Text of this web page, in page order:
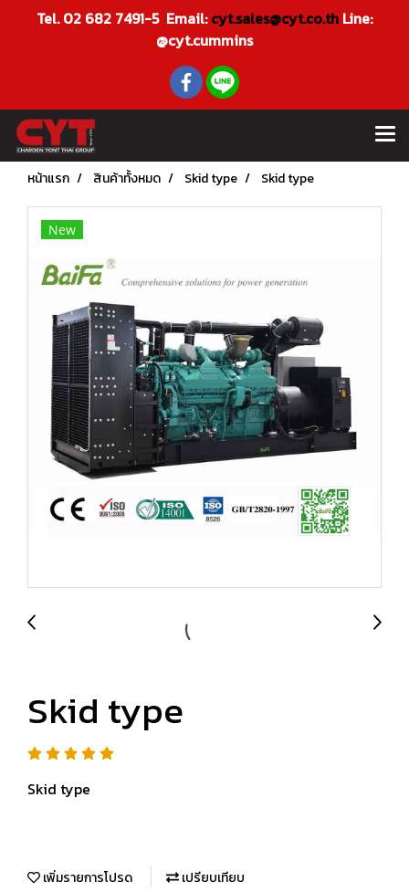
Tel. 02 682 7491-5 Email:cyt.sales@cyt.co.th Line:
@cyt.cummins
หน้าแรก สินค้าทั้งหมด Skid type Skid type
New
Skid type
Skid type
เพิ่มรายการโปรด เปรียบเทียบ